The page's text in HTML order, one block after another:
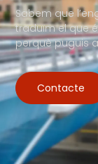
Sabem que
traduïm el que
perquè puguis
Contacte